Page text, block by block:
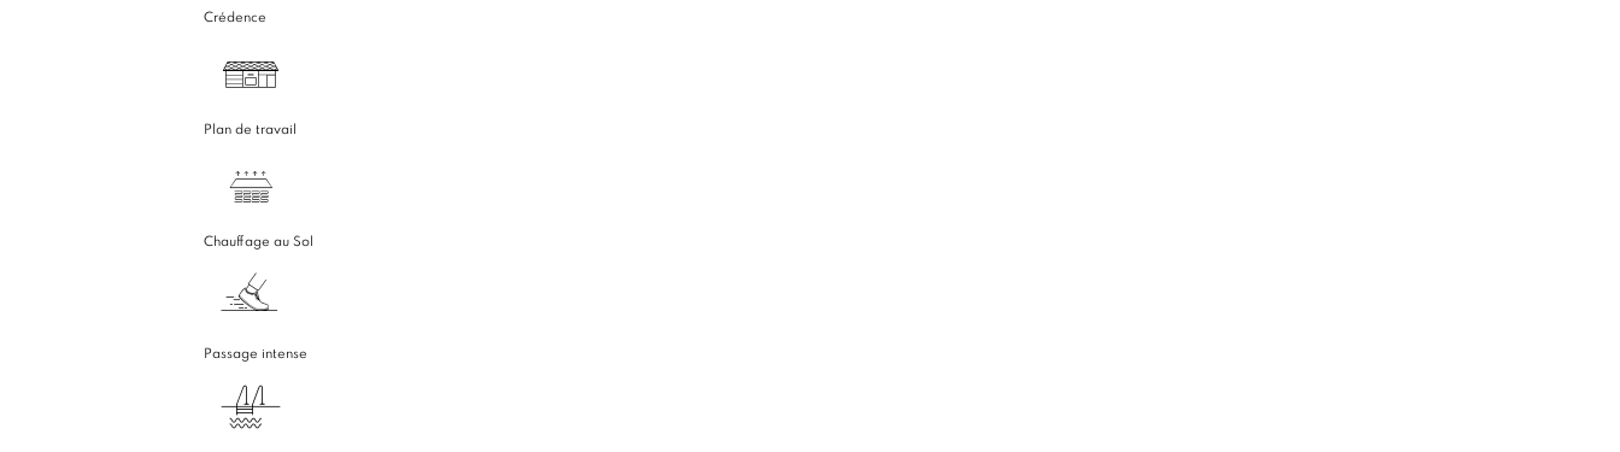
Crédence
Plan de travail
Chauffage au Sol
Passage intense